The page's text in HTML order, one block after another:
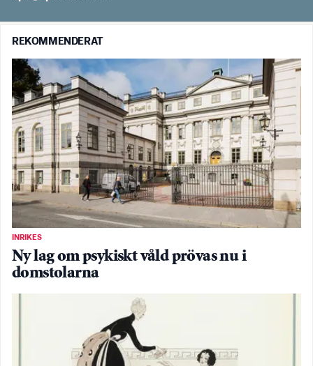
REKOMMENDERAT
INRIKES
Ny lag om psykiskt våld prövas nu i
domstolarna